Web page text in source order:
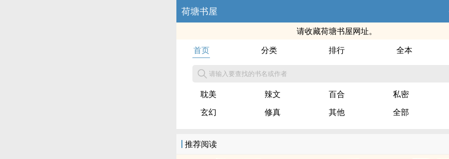
荷塘书屋
请收藏荷塘书屋网址。
首页
分类 排行 全本
请输入要查找的书名或作者
耽美 ­‎​辣‎文​ 百合
私密
玄幻
修真 其他 全部
推荐阅读